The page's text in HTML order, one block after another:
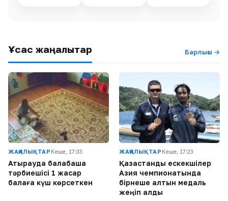
Ұқсас жаңалықтар Барлығы →
ЖАҢАЛЫҚТАР Кеше, 17:33
Атырауда балабақша
тәрбиешісі 1 жасар
балаға күш көрсеткен
ЖАҢАЛЫҚТАР Кеше, 17:23
Қазақстандық ескекшілер
Азия чемпионатында
бірнеше алтын медаль
жеңіп алды